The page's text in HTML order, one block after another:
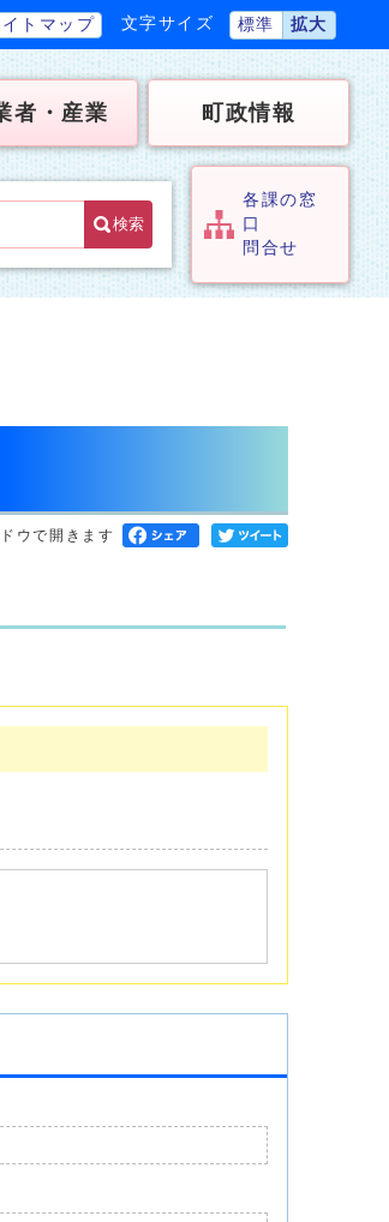
トマップ 文字サイズ 標準 拡大
者・産業 町政情報
検索
各課の窓
口
問合せ
ウで開きます